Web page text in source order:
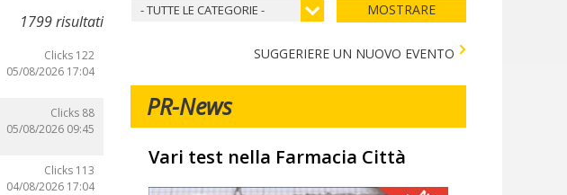
1799 risultati
Clicks 122
05/08/2026 17:04
Clicks 88
05/08/2026 09:45
Clicks 113
04/08/2026 17:04
- TUTTE LE CATEGORIE - MOSTRARE
SUGGERIERE UN NUOVO EVENTO
PR-News
Vari test nella Farmacia Città